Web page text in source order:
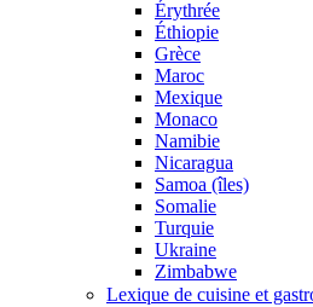
Érythrée
Éthiopie
Grèce
Maroc
Mexique
Monaco
Namibie
Nicaragua
Samoa (îles)
Somalie
Turquie
Ukraine
Zimbabwe
Lexique de cuisine et